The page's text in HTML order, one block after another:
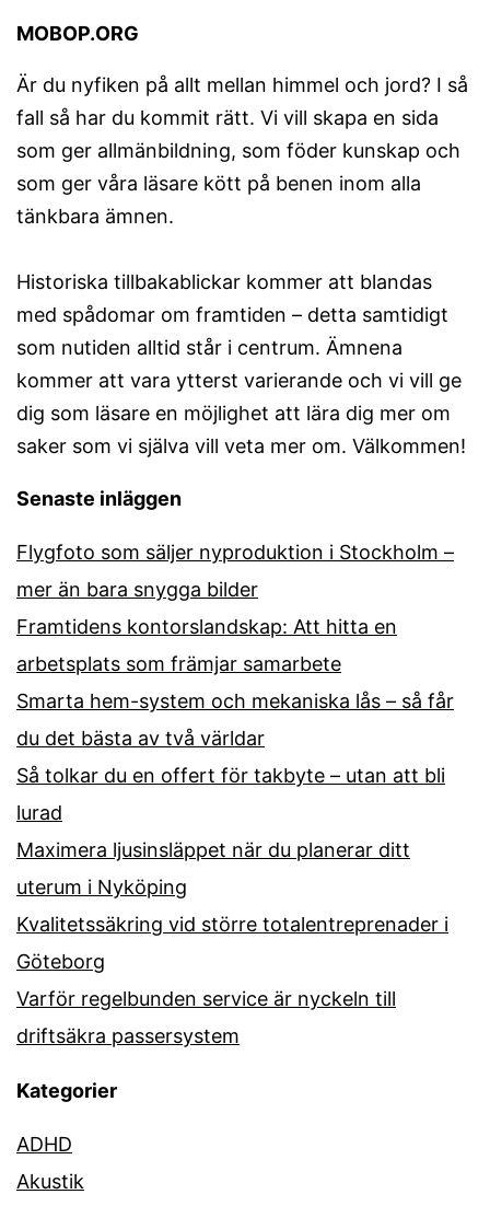
MOBOP.ORG
Är du nyfiken på allt mellan himmel och jord? I så
fall så har du kommit rätt. Vi vill skapa en sida
som ger allmänbildning, som föder kunskap och
som ger våra läsare kött på benen inom alla
tänkbara ämnen.
Historiska tillbakablickar kommer att blandas
med spådomar om framtiden – detta samtidigt
som nutiden alltid står i centrum. Ämnena
kommer att vara ytterst varierande och vi vill ge
dig som läsare en möjlighet att lära dig mer om
saker som vi själva vill veta mer om. Välkommen!
Senaste inläggen
Flygfoto som säljer nyproduktion i Stockholm –
mer än bara snygga bilder
Framtidens kontorslandskap: Att hitta en
arbetsplats som främjar samarbete
Smarta hem-system och mekaniska lås – så får
du det bästa av två världar
Så tolkar du en offert för takbyte – utan att bli
lurad
Maximera ljusinsläppet när du planerar ditt
uterum i Nyköping
Kvalitetssäkring vid större totalentreprenader i
Göteborg
Varför regelbunden service är nyckeln till
driftsäkra passersystem
Kategorier
ADHD
Akustik